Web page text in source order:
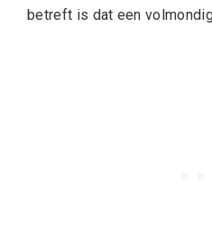
betreft is dat een